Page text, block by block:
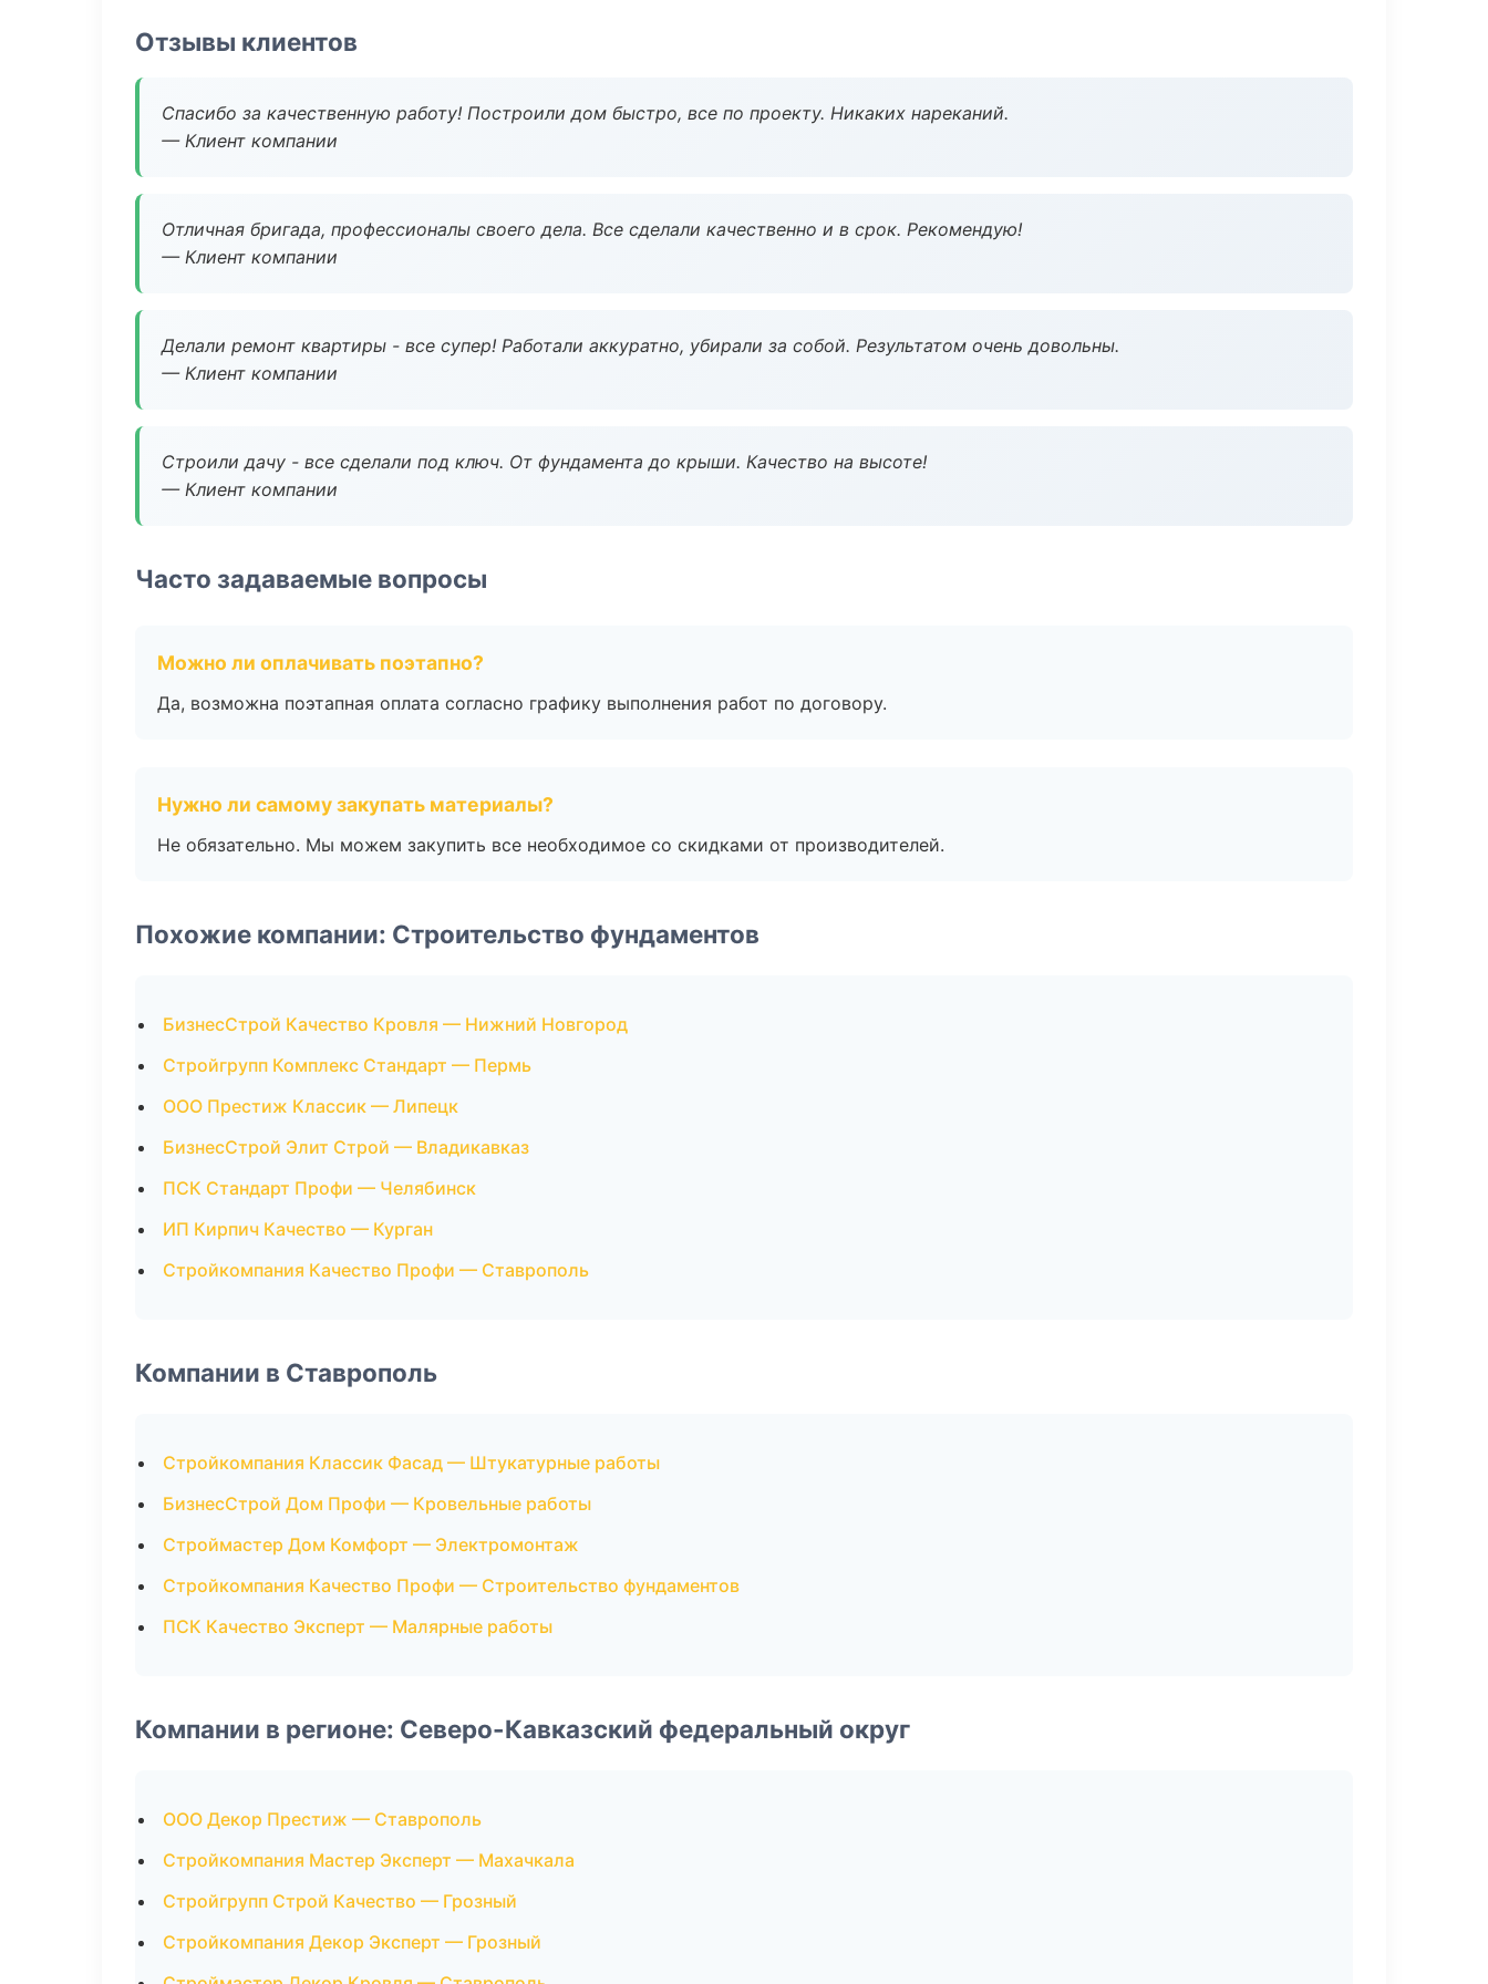
Отзывы клиентов
Спасибо за качественную работу! Построили дом быстро, все по проекту. Никаких нареканий.
— Клиент компании
Отличная бригада, профессионалы своего дела. Все сделали качественно и в срок. Рекомендую!
— Клиент компании
Делали ремонт квартиры - все супер! Работали аккуратно, убирали за собой. Результатом очень довольны.
— Клиент компании
Строили дачу - все сделали под ключ. От фундамента до крыши. Качество на высоте!
— Клиент компании
Часто задаваемые вопросы
Можно ли оплачивать поэтапно?
Да, возможна поэтапная оплата согласно графику выполнения работ по договору.
Нужно ли самому закупать материалы?
Не обязательно. Мы можем закупить все необходимое со скидками от производителей.
Похожие компании: Строительство фундаментов
БизнесСтрой Качество Кровля — Нижний Новгород
Стройгрупп Комплекс Стандарт — Пермь
ООО Престиж Классик — Липецк
БизнесСтрой Элит Строй — Владикавказ
ПСК Стандарт Профи — Челябинск
ИП Кирпич Качество — Курган
Стройкомпания Качество Профи — Ставрополь
Компании в Ставрополь
Стройкомпания Классик Фасад — Штукатурные работы
БизнесСтрой Дом Профи — Кровельные работы
Строймастер Дом Комфорт — Электромонтаж
Стройкомпания Качество Профи — Строительство фундаментов
ПСК Качество Эксперт — Малярные работы
Компании в регионе: Северо-Кавказский федеральный округ
ООО Декор Престиж — Ставрополь
Стройкомпания Мастер Эксперт — Махачкала
Стройгрупп Строй Качество — Грозный
Стройкомпания Декор Эксперт — Грозный